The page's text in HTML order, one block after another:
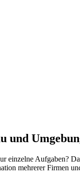
und
einzelne Aufgaben?
mehrerer Firmen